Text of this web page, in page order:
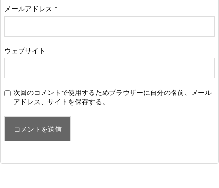
メールアドレス *
ウェブサイト
次回のコメントで使用するためブラウザーに自分の名前、メール
アドレス、サイトを保存する。